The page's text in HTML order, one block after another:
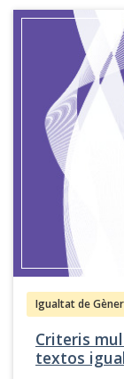
La Guia per
perspectiva
propostes,
recursos
permeten
disciplina.
Aquesta
anglés
Igualtat de
Criteris
textos